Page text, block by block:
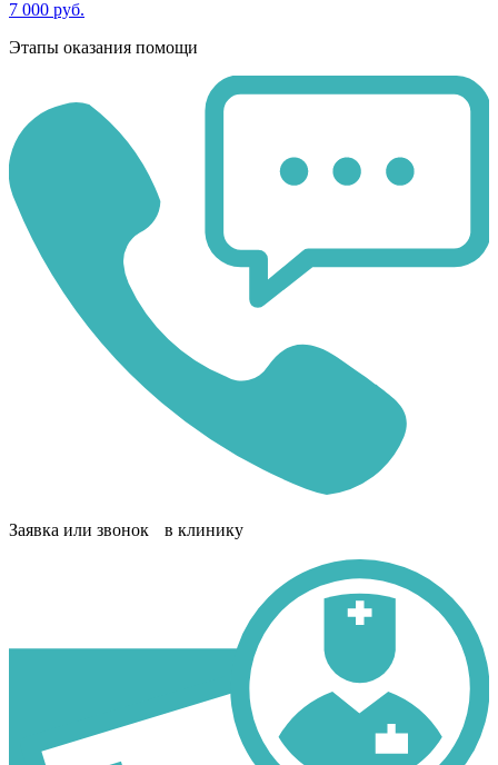
7 000 руб.
Этапы оказания помощи
Заявка или звонок в клинику